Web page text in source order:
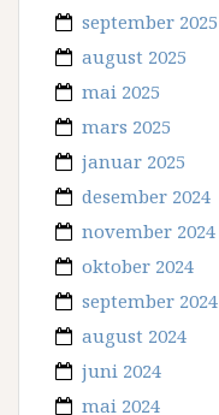
september 2025
august 2025
mai 2025
mars 2025
januar 2025
desember 2024
november 2024
oktober 2024
september 2024
august 2024
juni 2024
mai 2024